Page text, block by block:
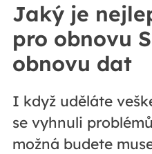
Jaký je
pro obnovu
obnovu dat
I když uděláte
se vyhnuli
možná budete